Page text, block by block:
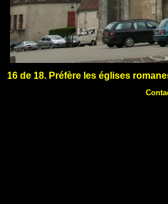
16 de 18. Préfère les églises